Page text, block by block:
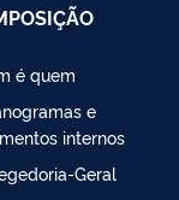
é quem
e
internos
Geral